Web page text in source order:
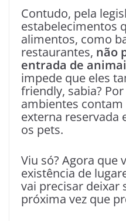
Contudo, pela
estabelecimentos
alimentos, como
restaurantes, não
entrada de
impede que eles
friendly, sabia?
ambientes
externa reservada
os pets.
Viu só? Agora que
existência de
vai precisar deixar
próxima vez que